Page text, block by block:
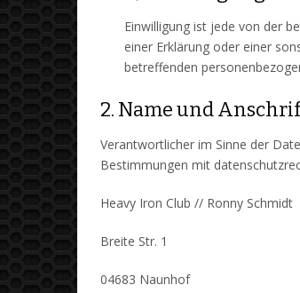
Einwilligung ist jede von der
einer Erklärung oder einer
betreffenden
2. Name und
Verantwortlicher im Sinne der
Bestimmungen mit
Heavy Iron Club // Ronny Schmidt
Breite Str. 1
04683 Naunhof